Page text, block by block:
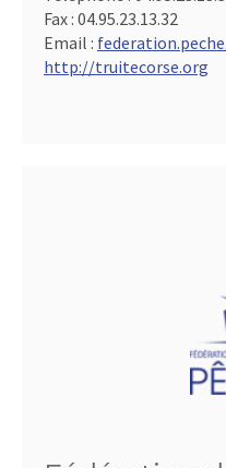
Fax : 04.95.23.13.32
Email :
http://truitecorse.org